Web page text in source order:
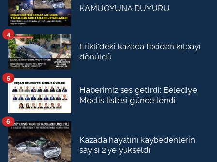
KAMUOYUNA DUYURU
Erikli'deki kazada facidan kılpayı
dönüldü
4
Haberimiz ses getirdi: Belediye
Meclis listesi güncellendi
5
Kazada hayatını kaybedenlerin
sayısı 2'ye yükseldi
6